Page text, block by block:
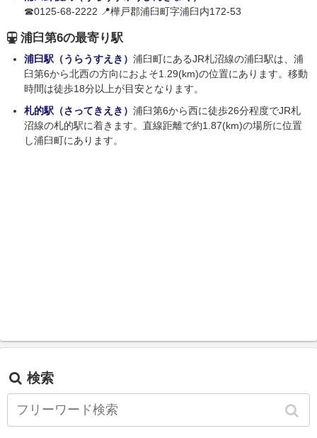
☎0125-68-2222 📍樺戸郡浦臼町字浦臼内172-53
浦臼第6の最寄り駅
浦臼駅（うらうすえき） 浦臼町にあるJR札沼線の浦臼駅は、浦
臼第6から北西の方向におよそ1.29(km)の位置にあります。移動
時間は徒歩18分以上が目安となります。
札的駅（さってきえき） 浦臼第6から西に徒歩26分程度でJR札
沼線の札的駅に着きます。直線距離で約1.87(km)の場所に位置
し浦臼町にあります。
検索